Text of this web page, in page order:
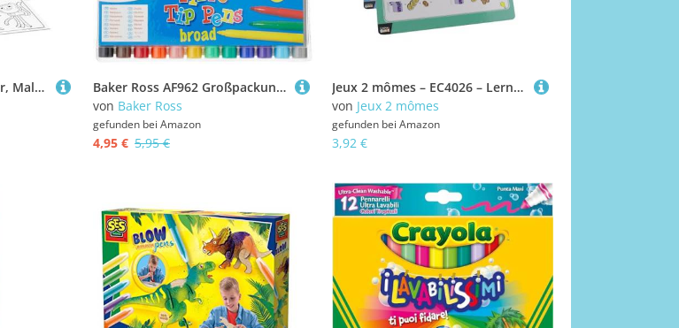
CRAYOLA - Color Wonder, Malset mit 18 Ausmalseiten und 4 Nicht fleckenden Filzstiften, Thema Gabby's Dollhouse, Kreative Aktivität für Kinder, 3,4,5 Jahre, 75-5861
Baker Ross AF962 Großpackung Filzstifte mit breiter Spitze für Kinder zum Malen und Zeichnen,Schultüte Füllung (12 Stück), (1er Pack)
von Baker Ross
gefunden bei Amazon
4,95 € 5,95 €
Jeux 2 mômes – EC4026 – Lernheft mit 1 Filzstift, pädagogisches Spielzeug zur Frühförderung und zum Lernen für Kinder
von Jeux 2 mômes
gefunden bei Amazon
3,92 €